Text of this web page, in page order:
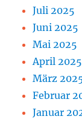
Juli 2025
Juni 2025
Mai 2025
April 2025
März
Februar
Januar